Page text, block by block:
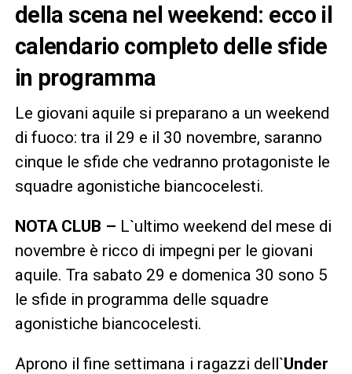
della scena nel weekend: ecco il
calendario completo delle sfide
in programma
Le giovani aquile si preparano a un weekend
di fuoco: tra il 29 e il 30 novembre, saranno
cinque le sfide che vedranno protagoniste le
squadre agonistiche biancocelesti.
NOTA CLUB – L`ultimo weekend del mese di
novembre è ricco di impegni per le giovani
aquile. Tra sabato 29 e domenica 30 sono 5
le sfide in programma delle squadre
agonistiche biancocelesti.
Aprono il fine settimana i ragazzi dell`Under